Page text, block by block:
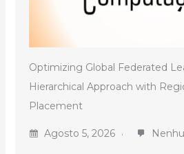
Optimizing Global Federated
Hierarchical Approach with
Placement
Agosto 5, 2026